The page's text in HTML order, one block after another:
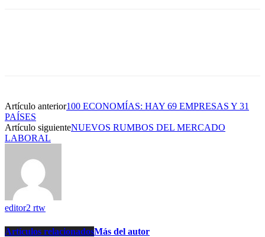
Artículo anterior100 ECONOMÍAS: HAY 69 EMPRESAS Y 31
PAÍSES
Artículo siguienteNUEVOS RUMBOS DEL MERCADO
LABORAL
editor2 rtw
Artículos relacionadosMás del autor